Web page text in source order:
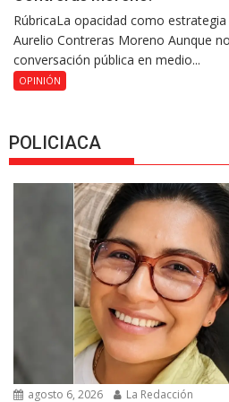
RúbricaLa opacidad como
Aurelio Contreras Moreno Aunque
conversación pública en medio...
OPINIÓN
POLICIACA
agosto 6, 2026 La Redacción